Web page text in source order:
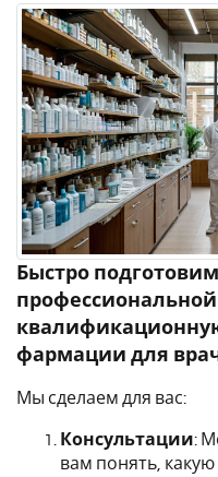
Быстро подготовим
фармации для
Мы сделаем для вас:
Консультации:
вам понять,